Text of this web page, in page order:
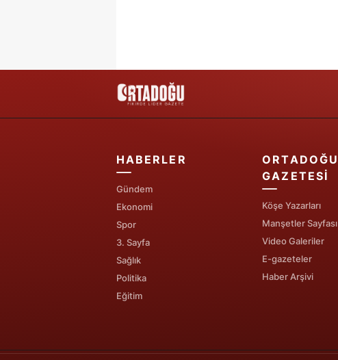
HABERLER
Gündem
Ekonomi
Spor
3. Sayfa
Sağlık
Politika
Eğitim
ORTADOĞU
GAZETESI
Köşe Yazarları
Manşetler Sayfası
Video Galeriler
E-gazeteler
Haber Arşivi